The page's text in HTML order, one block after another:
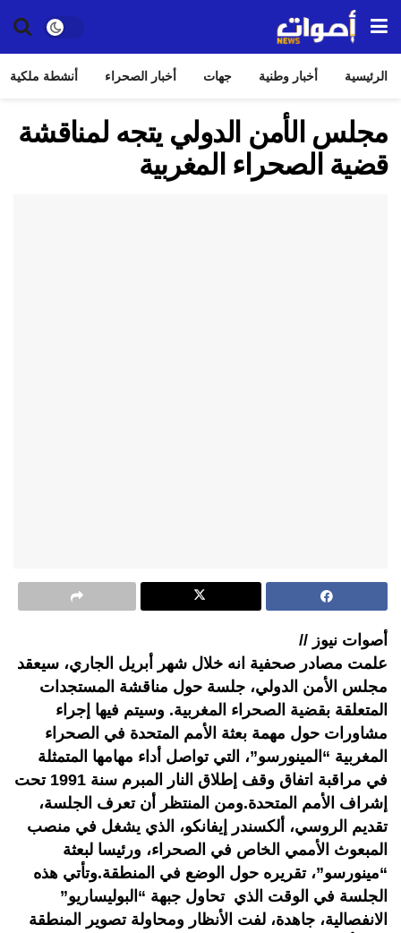
الرئيسية أخبار وطنية جهات أخبار الصحراء أنشطة ملكية
مجلس الأمن الدولي يتجه لمناقشة
قضية الصحراء المغربية
أصوات نيوز //
علمت مصادر صحفية انه خلال شهر أبريل الجاري، سيعقد
مجلس الأمن الدولي، جلسة حول مناقشة المستجدات
المتعلقة بقضية الصحراء المغربية. وسيتم فيها إجراء
مشاورات حول مهمة بعثة الأمم المتحدة في الصحراء
المغربية “المينورسو”، التي تواصل أداء مهامها المتمثلة
في مراقبة اتفاق وقف إطلاق النار المبرم سنة 1991 تحت
إشراف الأمم المتحدة.ومن المنتظر أن تعرف الجلسة،
تقديم الروسي، ألكسندر إيفانكو، الذي يشغل في منصب
المبعوث الأممي الخاص في الصحراء، ورئيسا لبعثة
“مينورسو”، تقريره حول الوضع في المنطقة.وتأتي هذه
الجلسة في الوقت الذي تحاول جبهة “البوليساريو”
الانفصالية، جاهدة، لفت الأنظار ومحاولة تصوير المنطقة